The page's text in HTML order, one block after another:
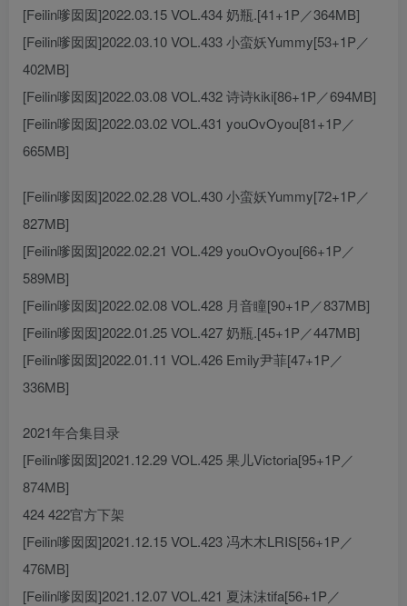
[Feilin嗲囡囡]2022.03.15 VOL.434 奶瓶.[41+1P／364MB]
[Feilin嗲囡囡]2022.03.10 VOL.433 小蛮妖Yummy[53+1P／
402MB]
[Feilin嗲囡囡]2022.03.08 VOL.432 诗诗kiki[86+1P／694MB]
[Feilin嗲囡囡]2022.03.02 VOL.431 youOvOyou[81+1P／
665MB]
[Feilin嗲囡囡]2022.02.28 VOL.430 小蛮妖Yummy[72+1P／
827MB]
[Feilin嗲囡囡]2022.02.21 VOL.429 youOvOyou[66+1P／
589MB]
[Feilin嗲囡囡]2022.02.08 VOL.428 月音瞳[90+1P／837MB]
[Feilin嗲囡囡]2022.01.25 VOL.427 奶瓶.[45+1P／447MB]
[Feilin嗲囡囡]2022.01.11 VOL.426 Emily尹菲[47+1P／
336MB]
2021年合集目录
[Feilin嗲囡囡]2021.12.29 VOL.425 果儿Victoria[95+1P／
874MB]
424 422官方下架
[Feilin嗲囡囡]2021.12.15 VOL.423 冯木木LRIS[56+1P／
476MB]
[Feilin嗲囡囡]2021.12.07 VOL.421 夏沫沫tifa[56+1P／